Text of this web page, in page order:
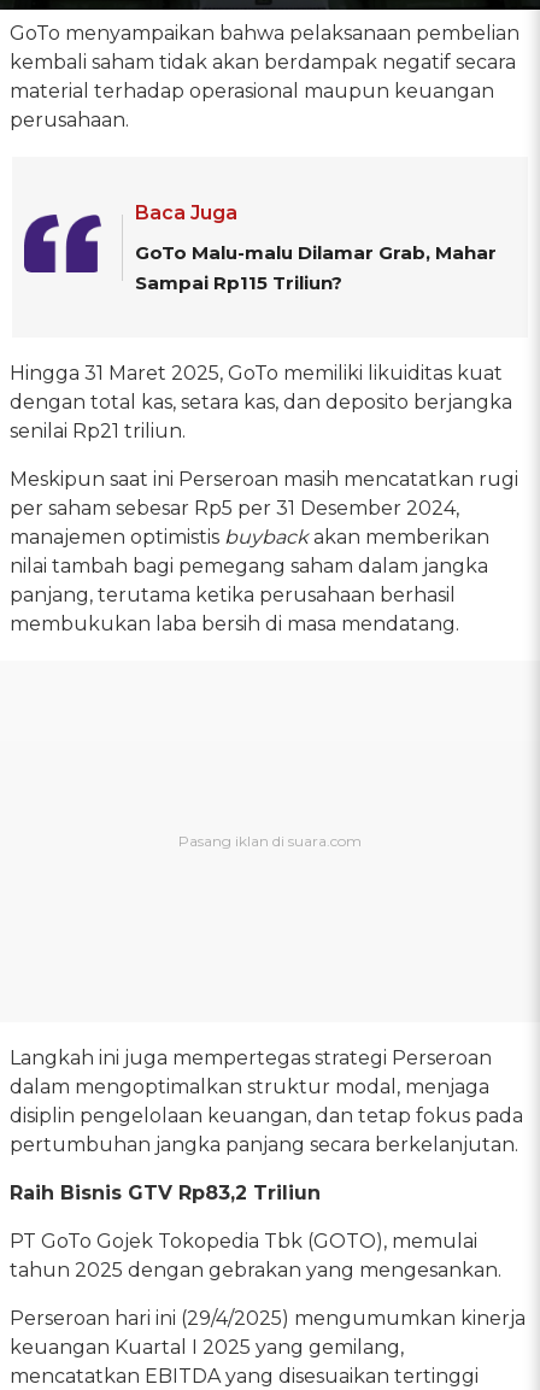
GoTo menyampaikan bahwa pelaksanaan pembelian
kembali saham tidak akan berdampak negatif secara
material terhadap operasional maupun keuangan
perusahaan.
Baca Juga
GoTo Malu-malu Dilamar Grab, Mahar
Sampai Rp115 Triliun?
Hingga 31 Maret 2025, GoTo memiliki likuiditas kuat
dengan total kas, setara kas, dan deposito berjangka
senilai Rp21 triliun.
Meskipun saat ini Perseroan masih mencatatkan rugi
per saham sebesar Rp5 per 31 Desember 2024,
manajemen optimistis buybackakan memberikan
nilai tambah bagi pemegang saham dalam jangka
panjang, terutama ketika perusahaan berhasil
membukukan laba bersih di masa mendatang.
Langkah ini juga mempertegas strategi Perseroan
dalam mengoptimalkan struktur modal, menjaga
disiplin pengelolaan keuangan, dan tetap fokus pada
pertumbuhan jangka panjang secara berkelanjutan.
Raih Bisnis GTV Rp83,2 Triliun
PT GoTo Gojek Tokopedia Tbk (GOTO), memulai
tahun 2025 dengan gebrakan yang mengesankan.
Perseroan hari ini (29/4/2025) mengumumkan kinerja
keuangan Kuartal I 2025 yang gemilang,
mencatatkan EBITDA yang disesuaikan tertinggi